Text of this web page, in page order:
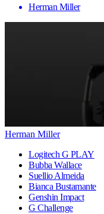
Herman Miller
Herman Miller
Logitech G PLAY
Bubba Wallace
Suellio Almeida
Bianca Bustamante
Genshin Impact
G Challenge